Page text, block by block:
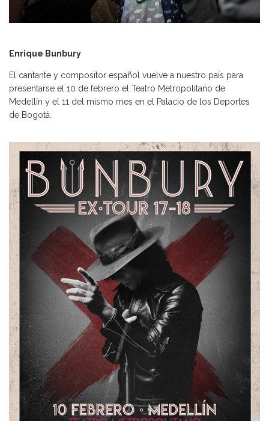
Enrique Bunbury
El cantante y compositor español vuelve a nuestro país para
presentarse el 10 de febrero el Teatro Metropolitano de
Medellín y el 11 del mismo mes en el Palacio de los Deportes
de Bogotá.